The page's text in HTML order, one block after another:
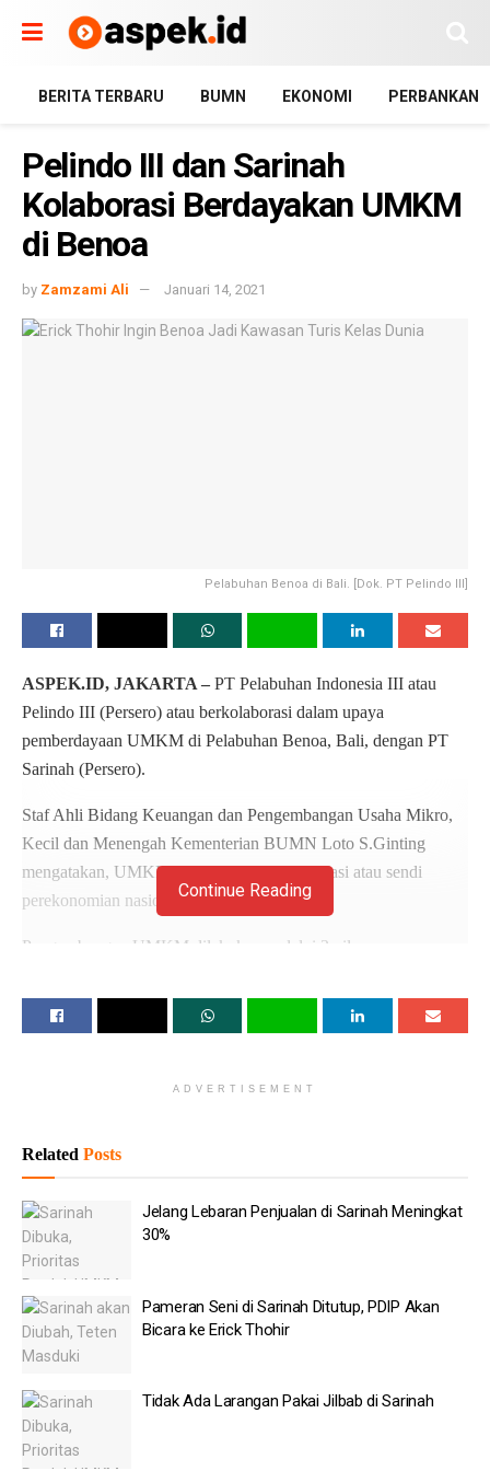
BERITA TERBARU BUMN EKONOMI PERBANKAN
Pelindo III dan Sarinah
Kolaborasi Berdayakan UMKM
di Benoa
by Zamzami Ali Januari 14, 2021
Pelabuhan Benoa di Bali. [Dok. PT Pelindo III]
ASPEK.ID, JAKARTA – PT Pelabuhan Indonesia III atau
Pelindo III (Persero) atau berkolaborasi dalam upaya
pemberdayaan UMKM di Pelabuhan Benoa, Bali, dengan PT
Sarinah (Persero).
Staf Ahli Bidang Keuangan dan Pengembangan Usaha Mikro,
Kecil dan Menengah Kementerian BUMN Loto S.Ginting
mengatakan, UMKM adalah salah satu pondasi atau sendi
perekonomian nasional.
Pengembangan UMKM dilakukan melalui 3 pilar
kompetensi UMKM, mendorong lembaga keuangan agar ramah
bagi UMKM, dan meningkatkan koordinasi lintas sektor untuk
Prabowo: Pendapatan Danantara Naik 400 Persen
Pemerintah Dorong Waskita Karya Jadi Operator Tol
Setahun Beroperasi, Prabowo Sebut Pendapatan
Danantara Melejit hingga 400%
CEO Danantara Lapor Kampung Haji dan Perampingan
Dony Oskaria Sambangi Kantor Menkeu, Utang KCIC Jadi
Agenda Pembahasan Utama
Continue Reading
ADVERTISEMENT
Related Posts
Jelang Lebaran Penjualan di Sarinah Meningkat
30%
Pameran Seni di Sarinah Ditutup, PDIP Akan
Bicara ke Erick Thohir
Tidak Ada Larangan Pakai Jilbab di Sarinah